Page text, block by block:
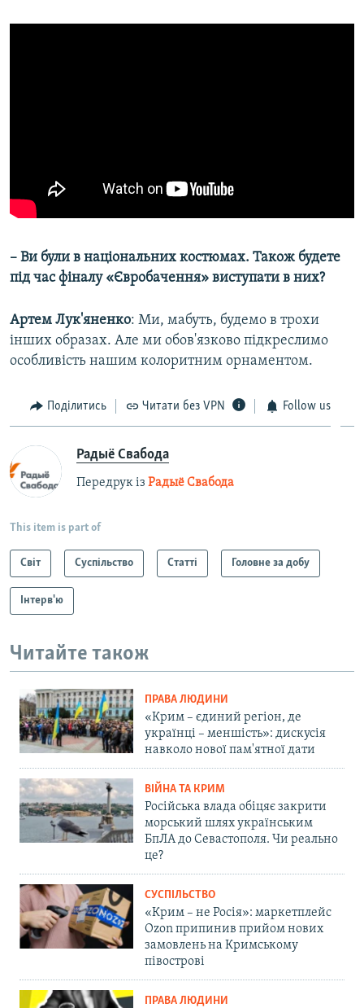
– Ви були в національних костюмах. Також будете
під час фіналу «Євробачення» виступати в них?
Артем Лук'яненко: Ми, мабуть, будемо в трохи
інших образах. Але ми обов'язково підкреслимо
особливість нашим колоритним орнаментом.​
Поділитись Читати без VPN Follow us
Радыё Свабода
Передрук із Радыё Свабода
This item is part of
Світ Суспільство Статті Головне за добу
Інтерв'ю
Читайте також
ПРАВА ЛЮДИНИ
«Крим – єдиний регіон, де
українці – меншість»: дискусія
навколо нової пам'ятної дати
ВІЙНА ТА КРИМ
Російська влада обіцяє закрити
морський шлях українським
БпЛА до Севастополя. Чи реально
це?
СУСПІЛЬСТВО
«Крим – не Росія»: маркетплейс
Ozon припинив прийом нових
замовлень на Кримському
півострові
ПРАВА ЛЮДИНИ